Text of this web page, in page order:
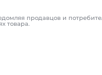
продавцов и
товара.